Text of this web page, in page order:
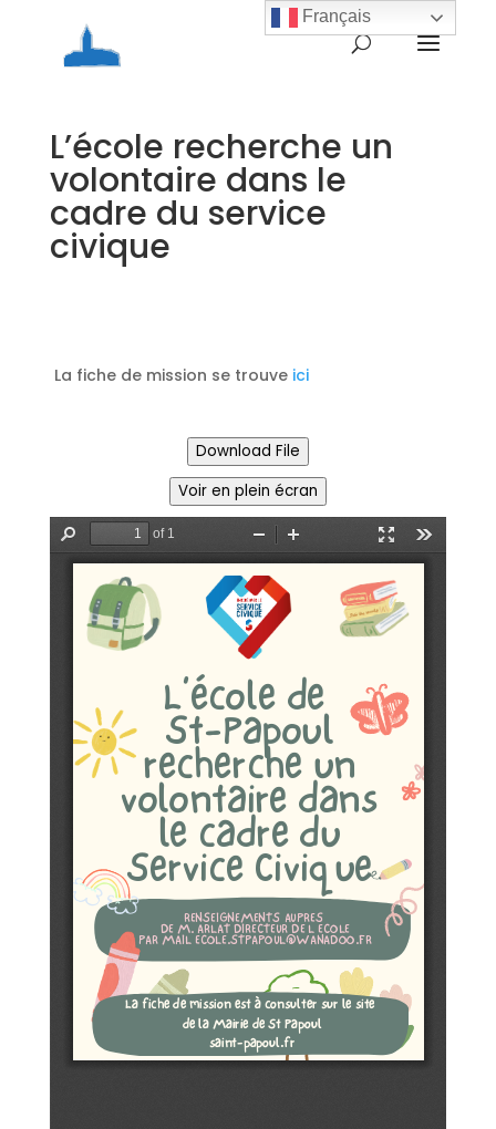
L’école recherche un
volontaire dans le
cadre du service
civique
La fiche de mission se trouve ici
Download File
Voir en plein écran
Français